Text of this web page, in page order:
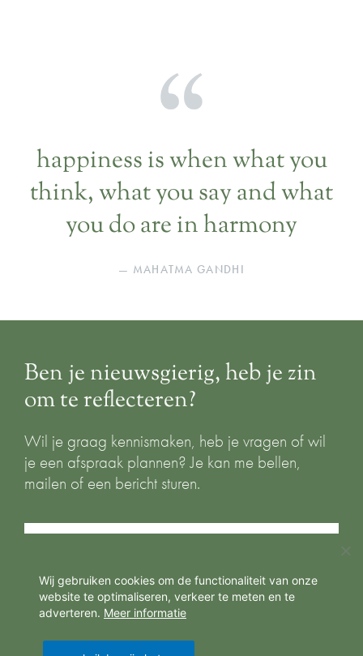
happiness is when what you
think, what you say and what
you do are in harmony
— MAHATMA GANDHI
Ben je nieuwsgierig, heb je zin
om te reflecteren?
Wil je graag kennismaken, heb je vragen of wil
je een afspraak plannen? Je kan me bellen,
mailen of een bericht sturen.
Wij gebruiken cookies om de functionaliteit van onze
website te optimaliseren, verkeer te meten en te
adverteren. Meer informatie